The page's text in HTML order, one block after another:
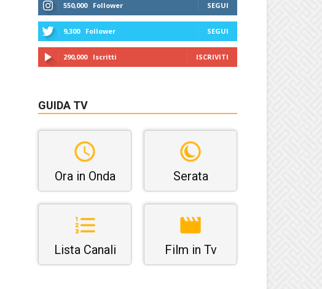
550,000 Follower SEGUI
9,300 Follower SEGUI
290,000 Iscritti ISCRIVITI
GUIDA TV
Ora in Onda Serata
Lista Canali Film in Tv